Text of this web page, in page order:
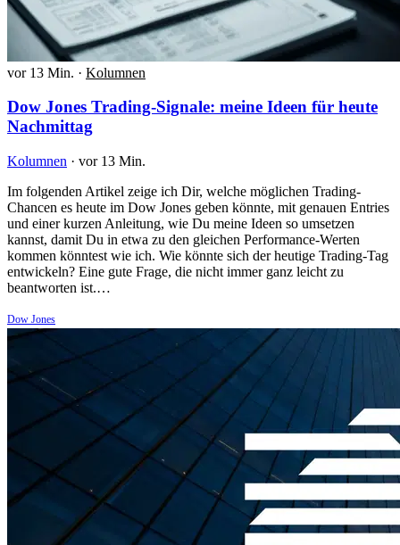
vor 13 Min. · Kolumnen
Dow Jones Trading-Signale: meine Ideen für heute
Nachmittag
Kolumnen · vor 13 Min.
Im folgenden Artikel zeige ich Dir, welche möglichen Trading-
Chancen es heute im Dow Jones geben könnte, mit genauen Entries
und einer kurzen Anleitung, wie Du meine Ideen so umsetzen
kannst, damit Du in etwa zu den gleichen Performance-Werten
kommen könntest wie ich. Wie könnte sich der heutige Trading-Tag
entwickeln? Eine gute Frage, die nicht immer ganz leicht zu
beantworten ist.…
Dow Jones